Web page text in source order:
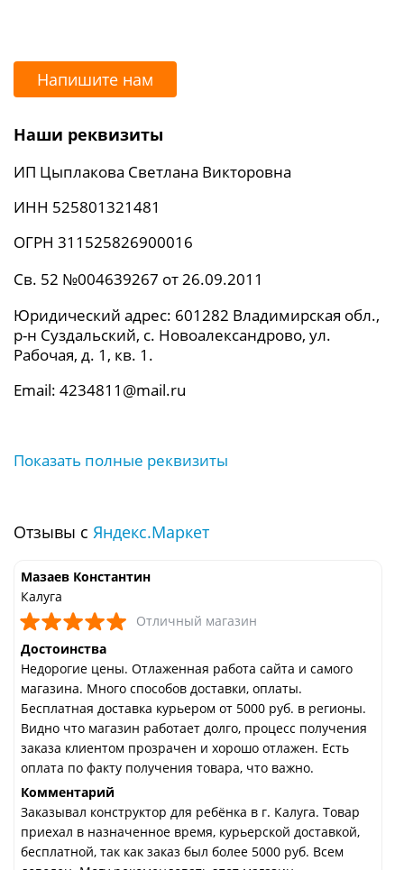
Напишите нам
Наши реквизиты
ИП Цыплакова Светлана Викторовна
ИНН 525801321481
ОГРН 311525826900016
Св. 52 №004639267 от 26.09.2011
Юридический адрес: 601282 Владимирская обл.,
р-н Суздальский, с. Новоалександрово, ул.
Рабочая, д. 1, кв. 1.
Email: 4234811@mail.ru
Показать полные реквизиты
Отзывы с Яндекс.Маркет
Мазаев Константин
Калуга
Отличный магазин
Достоинства
Недорогие цены. Отлаженная работа сайта и самого
магазина. Много способов доставки, оплаты.
Бесплатная доставка курьером от 5000 руб. в регионы.
Видно что магазин работает долго, процесс получения
заказа клиентом прозрачен и хорошо отлажен. Есть
оплата по факту получения товара, что важно.
Комментарий
Заказывал конструктор для ребёнка в г. Калуга. Товар
приехал в назначенное время, курьерской доставкой,
бесплатной, так как заказ был более 5000 руб. Всем